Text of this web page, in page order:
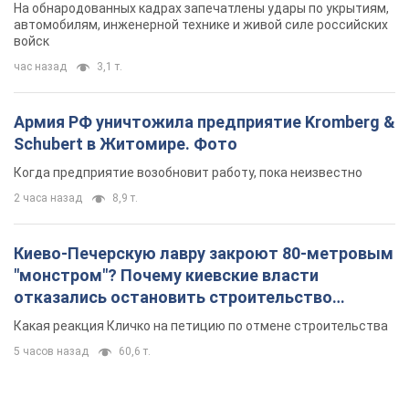
На обнародованных кадрах запечатлены удары по укрытиям,
автомобилям, инженерной технике и живой силе российских
войск
час назад 3,1 т.
Армия РФ уничтожила предприятие Kromberg &
Schubert в Житомире. Фото
Когда предприятие возобновит работу, пока неизвестно
2 часа назад 8,9 т.
Киево-Печерскую лавру закроют 80-метровым
"монстром"? Почему киевские власти
отказались остановить строительство
небоскреба "московского верующего"
Какая реакция Кличко на петицию по отмене строительства
5 часов назад 60,6 т.